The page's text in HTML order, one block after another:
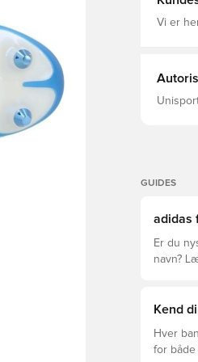
med
stabil,
Vi er
GUIDES
adidas
Er du
navn?
Kend
Hver
for